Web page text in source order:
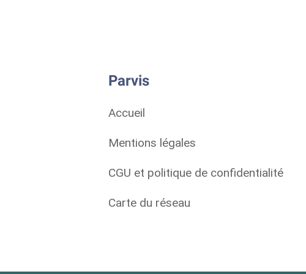
Parvis
Accueil
Mentions légales
CGU et politique de confidentialité
Carte du réseau